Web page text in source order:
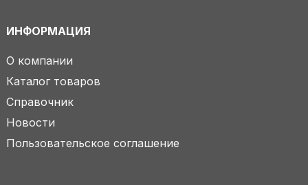
ИНФОРМАЦИЯ
О компании
Каталог товаров
Справочник
Новости
Пользовательское соглашение